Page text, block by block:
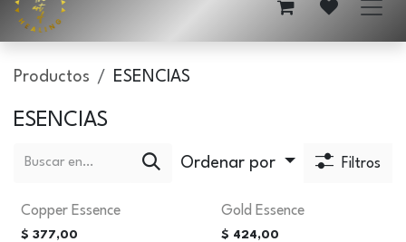
Productos ESENCIAS
ESENCIAS
Ordenar por Filtros
Copper Essence
$ 377,00
Gold Essence
$ 424,00